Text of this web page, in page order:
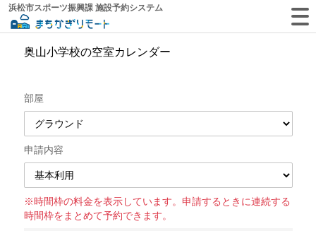
浜松市スポーツ振興課 施設予約システム
奥山小学校の空室カレンダー
部屋
申請内容
※時間枠の料金を表示しています。申請するときに連続する
時間枠をまとめて予約できます。